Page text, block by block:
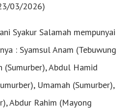
03/2026)
Syakur Salamah mempunyai
: Syamsul Anam (Tebuwung
(Sumurber), Abdul Hamid
Umamah (Sumurber),
Abdur Rahim (Mayong